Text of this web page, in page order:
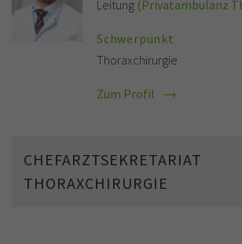
Leitung (Privatambulanz
Schwerpunkt
Thoraxchirurgie
Zum Profil
CHEFARZTSEKRETARIAT
THORAXCHIRURGIE